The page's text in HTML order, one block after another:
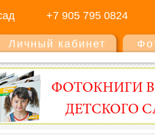
+7 905 795 0824
Личный кабинет